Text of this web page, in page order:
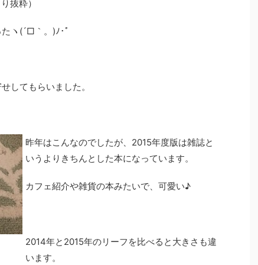
抜粋）
ヽ(´□｀。)ﾉ･ﾟ
してもらいました。
昨年はこんなのでしたが、2015年度版は雑誌と
いうよりきちんとした本になっています。
カフェ紹介や雑貨の本みたいで、可愛い♪
2014年と2015年のリーフを比べると大きさも違
います。